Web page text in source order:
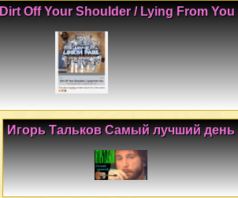
Off Your Shoulder / Lying From You
Игорь Тальков Самый лучший день